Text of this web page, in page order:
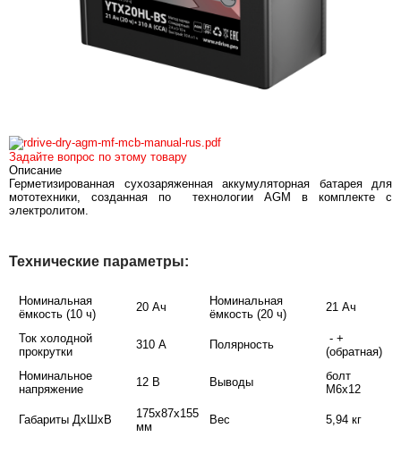
Задайте вопрос по этому товару
Описание
Герметизированная сухозаряженная аккумуляторная батарея для
мототехники, созданная по технологии AGM в комплекте с
электролитом.
Технические параметры:
Номинальная
ёмкость (10 ч)
20 Ач
Номинальная
ёмкость (20 ч)
21 Ач
Ток холодной
прокрутки
310 А Полярность
- +
(обратная)
Номинальное
напряжение
12 В Выводы
болт
М6х12
Габариты ДхШхВ
175х87х155
мм
Вес 5,94 кг